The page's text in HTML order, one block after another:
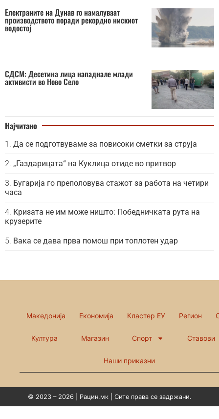
Електраните на Дунав го намалуваат
производството поради рекордно нискиот
водостој
СДСМ: Десетина лица нападнале млади
активисти во Ново Село
Најчитано
Да се подготвуваме за повисоки сметки за струја
„Газдарицата“ на Куклица отиде во притвор
Бугарија го преполовува стажот за работа на четири
часа
Кризата не им може ништо: Победничката рута на
крузерите
Вака се дава прва помош при топлотен удар
Македонија Економија Кластер ЕУ Регион
Култура Магазин Спорт Ставови
Наши приказни
© 2023 – 2026 | Рацин.мк | Сите права се задржани.